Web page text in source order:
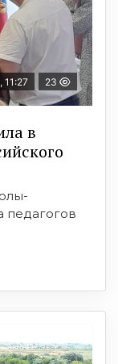
23
в
педагогов